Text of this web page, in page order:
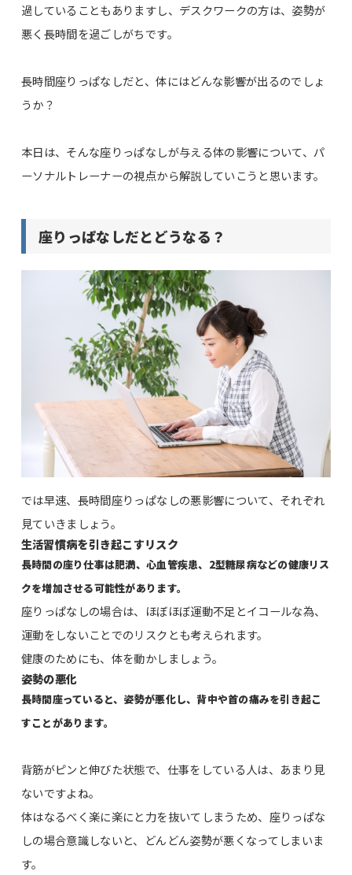
過していることもありますし、デスクワークの方は、姿勢が
悪く長時間を過ごしがちです。
長時間座りっぱなしだと、体にはどんな影響が出るのでしょ
うか？
本日は、そんな座りっぱなしが与える体の影響について、パ
ーソナルトレーナーの視点から解説していこうと思います。
座りっぱなしだとどうなる？
では早速、長時間座りっぱなしの悪影響について、それぞれ
見ていきましょう。
生活習慣病を引き起こすリスク
長時間の座り仕事は肥満、心血管疾患、2型糖尿病などの健康リス
クを増加させる可能性があります。
座りっぱなしの場合は、ほぼほぼ運動不足とイコールな為、
運動をしないことでのリスクとも考えられます。
健康のためにも、体を動かしましょう。
姿勢の悪化
長時間座っていると、姿勢が悪化し、背中や首の痛みを引き起こ
すことがあります。
背筋がピンと伸びた状態で、仕事をしている人は、あまり見
ないですよね。
体はなるべく楽に楽にと力を抜いてしまうため、座りっぱな
しの場合意識しないと、どんどん姿勢が悪くなってしまいま
す。